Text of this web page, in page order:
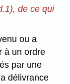
de ce qui
ou a
à un ordre
par une
délivrance